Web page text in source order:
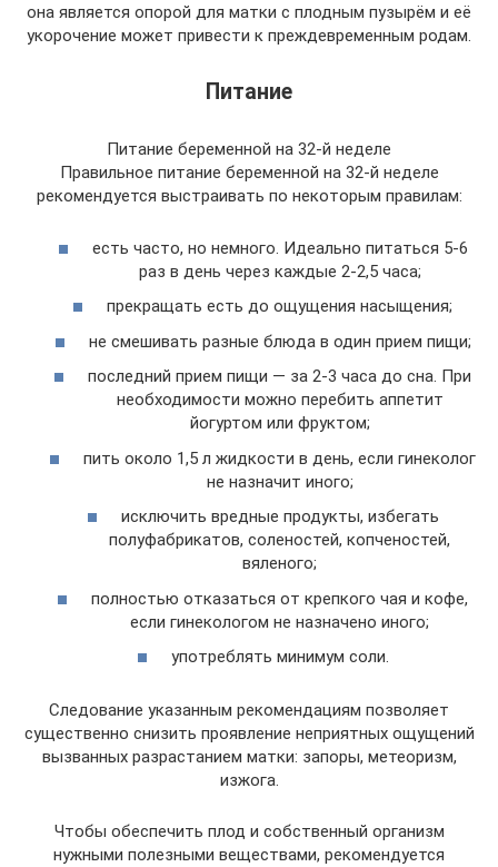
она является опорой для матки с плодным пузырём и её
укорочение может привести к преждевременным родам.
Питание
Питание беременной на 32-й неделе
Правильное питание беременной на 32-й неделе
рекомендуется выстраивать по некоторым правилам:
есть часто, но немного. Идеально питаться 5-6
раз в день через каждые 2-2,5 часа;
прекращать есть до ощущения насыщения;
не смешивать разные блюда в один прием пищи;
последний прием пищи — за 2-3 часа до сна. При
необходимости можно перебить аппетит
йогуртом или фруктом;
пить около 1,5 л жидкости в день, если гинеколог
не назначит иного;
исключить вредные продукты, избегать
полуфабрикатов, соленостей, копченостей,
вяленого;
полностью отказаться от крепкого чая и кофе,
если гинекологом не назначено иного;
употреблять минимум соли.
Следование указанным рекомендациям позволяет
существенно снизить проявление неприятных ощущений
вызванных разрастанием матки: запоры, метеоризм,
изжога.
Чтобы обеспечить плод и собственный организм
нужными полезными веществами, рекомендуется